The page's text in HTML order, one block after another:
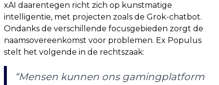
xAI daarentegen richt zich op kunstmatige
intelligentie, met projecten zoals de Grok-chatbot.
Ondanks de verschillende focusgebieden zorgt de
naamsovereenkomst voor problemen. Ex Populus
stelt het volgende in de rechtszaak:
“Mensen kunnen ons gamingplatform